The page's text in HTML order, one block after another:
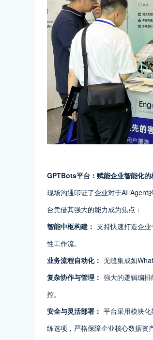
GPTBots平台：赋能企业智能化的
现场沟通印证了企业对于AI Agent
台凭借其强大的能力成为焦点：
智能中枢构建： 支持快速打造企
性工作流。
业务流程自动化： 无缝集成如
复杂协作与管理： 强大的逻辑编
控。
安全与灵活部署： 平台采用模块
练选项，严格保障企业核心数据资